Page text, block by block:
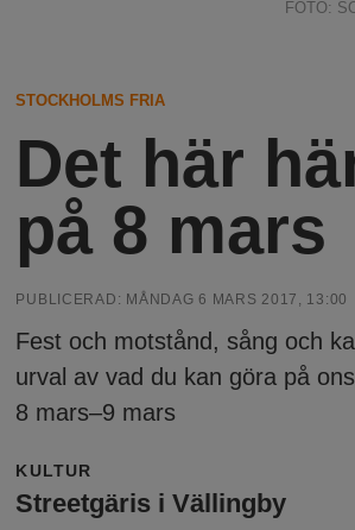
o
m
s
F
r
i
n
FOTO:
STOCKHOLMS FRIA
Det här
på 8 mars
PUBLICERAD: MÅNDAG 6 MARS 2017, 13:00
Fest och motstånd, sång och
urval av vad du kan göra på
8 mars–9 mars
KULTUR
Streetgäris i Vällingby